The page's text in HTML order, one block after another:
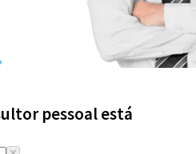
pessoal está